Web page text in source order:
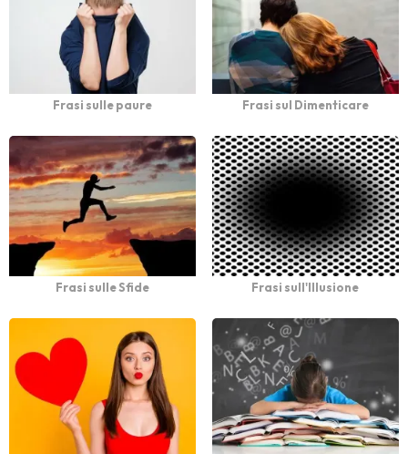
Frasi sulle paure Frasi sul Dimenticare
Frasi sulle Sfide Frasi sull'Illusione